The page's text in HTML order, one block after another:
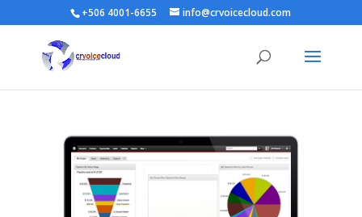
+506 4001-6655 info@crvoicecloud.com